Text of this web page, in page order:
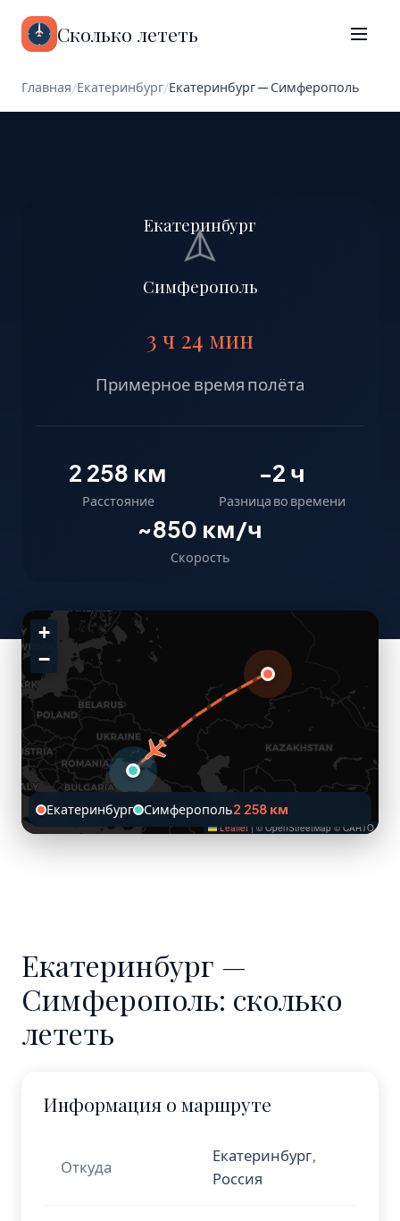
Сколько лететь
Главная/Екатеринбург/Екатеринбург — Симферополь
Екатеринбург
Симферополь
3 ч 24 мин
Примерное время полёта
2 258 км
Расстояние
-2 ч
Разница во времени
~850 км/ч
Скорость
+
−
Leaflet | © OpenStreetMap © CARTO
Екатеринбург Симферополь2 258 км
Екатеринбург —
Симферополь: сколько
лететь
Информация о маршруте
Откуда
Екатеринбург,
Россия